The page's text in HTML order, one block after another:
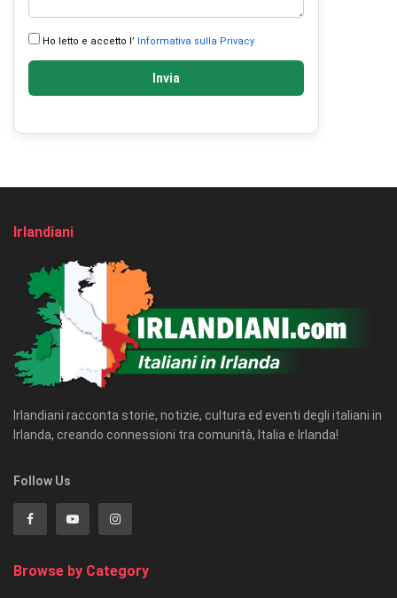
Ho letto e accetto l’ Informativa sulla Privacy
Invia
Irlandiani
Irlandiani racconta storie, notizie, cultura ed eventi degli italiani in
Irlanda, creando connessioni tra comunità, Italia e Irlanda!
Follow Us
Browse by Category